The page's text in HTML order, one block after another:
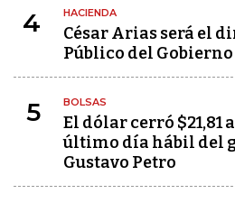
4 HACIENDA
César Arias será el
Público del
5 BOLSAS
El dólar cerró $21,81
último día hábil del
Gustavo Petro